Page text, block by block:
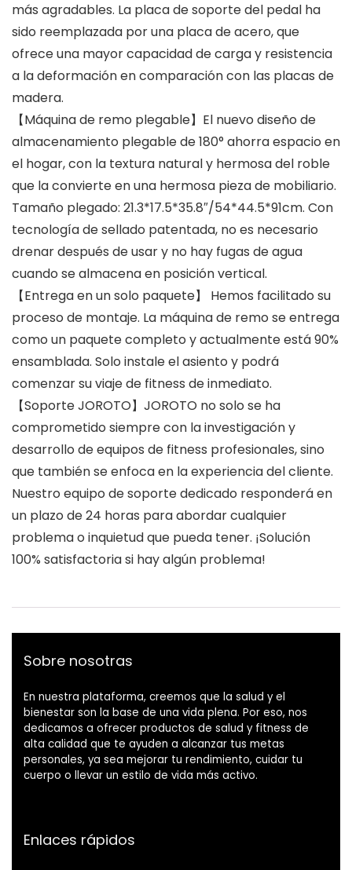
más agradables. La placa de soporte del pedal ha
sido reemplazada por una placa de acero, que
ofrece una mayor capacidad de carga y resistencia
a la deformación en comparación con las placas de
madera.
【Máquina de remo plegable】El nuevo diseño de
almacenamiento plegable de 180° ahorra espacio en
el hogar, con la textura natural y hermosa del roble
que la convierte en una hermosa pieza de mobiliario.
Tamaño plegado: 21.3*17.5*35.8″/54*44.5*91cm. Con
tecnología de sellado patentada, no es necesario
drenar después de usar y no hay fugas de agua
cuando se almacena en posición vertical.
【Entrega en un solo paquete】 Hemos facilitado su
proceso de montaje. La máquina de remo se entrega
como un paquete completo y actualmente está 90%
ensamblada. Solo instale el asiento y podrá
comenzar su viaje de fitness de inmediato.
【Soporte JOROTO】JOROTO no solo se ha
comprometido siempre con la investigación y
desarrollo de equipos de fitness profesionales, sino
que también se enfoca en la experiencia del cliente.
Nuestro equipo de soporte dedicado responderá en
un plazo de 24 horas para abordar cualquier
problema o inquietud que pueda tener. ¡Solución
100% satisfactoria si hay algún problema!
Sobre nosotras
En nuestra plataforma, creemos que la salud y el
bienestar son la base de una vida plena. Por eso, nos
dedicamos a ofrecer productos de salud y fitness de
alta calidad que te ayuden a alcanzar tus metas
personales, ya sea mejorar tu rendimiento, cuidar tu
cuerpo o llevar un estilo de vida más activo.
Enlaces rápidos